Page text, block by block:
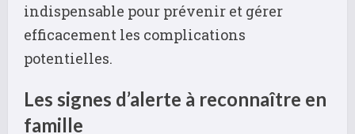
indispensable pour prévenir et gérer
efficacement les complications
potentielles.
Les signes d’alerte à reconnaître en
famille